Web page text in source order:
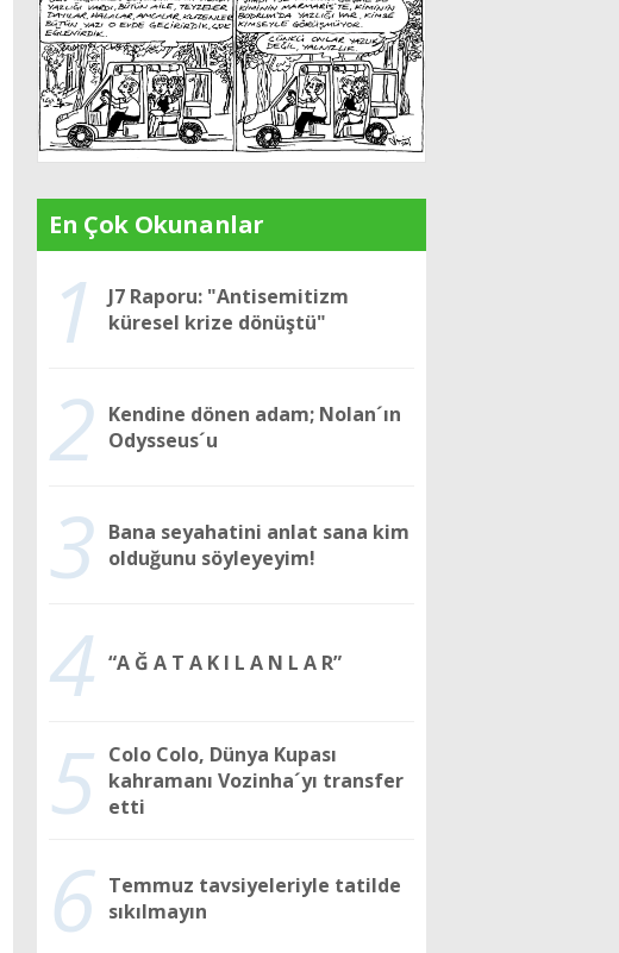
En Çok Okunanlar
1
J7 Raporu: "Antisemitizm
küresel krize dönüştü"
2 Kendine dönen adam; Nolan´ın
Odysseus´u
3 Bana seyahatini anlat sana kim
olduğunu söyleyeyim!
4 “A Ğ A T A K I L A N L A R”
5 Colo Colo, Dünya Kupası
kahramanı Vozinha´yı transfer
etti
6 Temmuz tavsiyeleriyle tatilde
sıkılmayın